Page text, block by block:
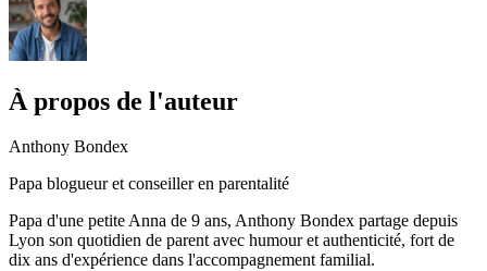
À propos de l'auteur
Anthony Bondex
Papa blogueur et conseiller en parentalité
Papa d'une petite Anna de 9 ans, Anthony Bondex partage depuis
Lyon son quotidien de parent avec humour et authenticité, fort de
dix ans d'expérience dans l'accompagnement familial.